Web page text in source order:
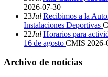
2026-07-30
23Jul Recibimos a la
Instalaciones Deportivas
22Jul Horarios para
16 de agosto CMIS 2026-
Archivo de noticias